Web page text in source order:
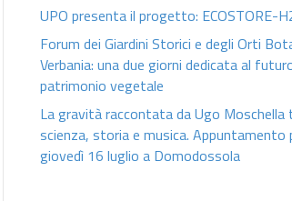
UPO presenta il progetto: ECOSTORE-
Forum dei Giardini Storici e degli Orti
Verbania: una due giorni dedicata al
patrimonio vegetale
La gravità raccontata da Ugo Moschella
scienza, storia e musica. Appuntamento
giovedì 16 luglio a Domodossola